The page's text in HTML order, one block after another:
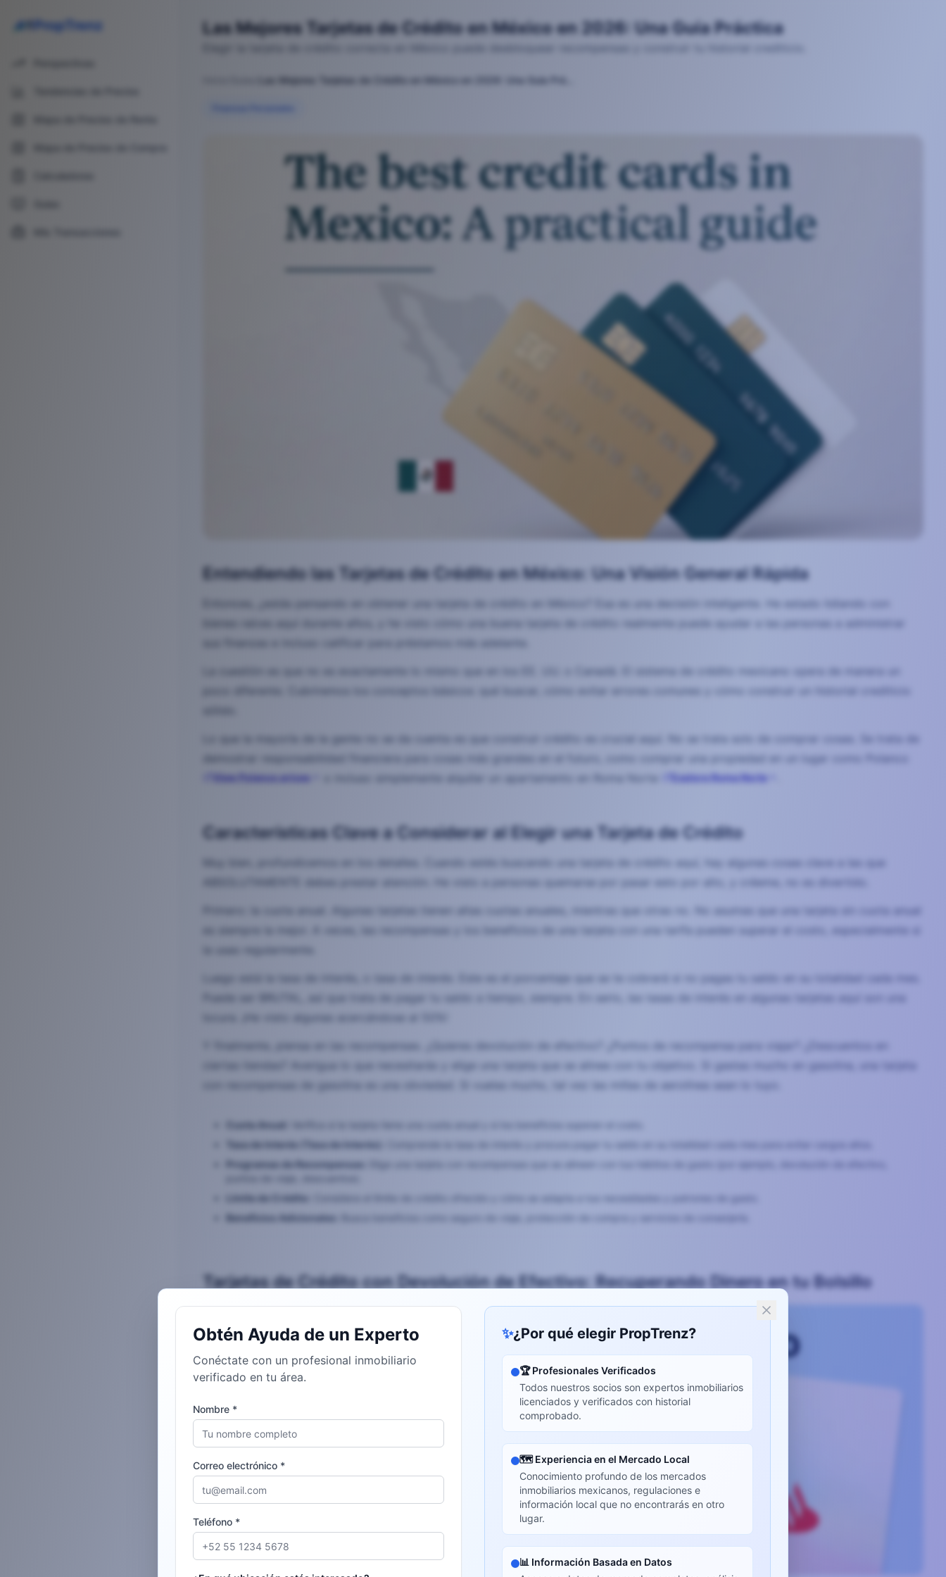
PropTrenz Las Mejores Tarjetas de Crédito en México en 2026: Una Guía Práctica
Entendiendo las Tarjetas de Crédito en México: Una Visión General Rápida
Entonces, ¿estás pensando en obtener una tarjeta de crédito en México? Esa es una decisión inteligente. He estado lidiando con
bienes raíces aquí durante años, y he visto cómo una buena tarjeta de crédito realmente puede ayudar a las personas a administrar
Lo que la mayoría de la gente no se da cuenta es que construir crédito es crucial aquí. No se trata solo de comprar cosas. Se trata de
demostrar responsabilidad financiera para cosas más grandes en el futuro, como comprar una propiedad en un lugar como Polanco
View Polanco prices o incluso simplemente alquilar un apartamento en Roma Norte Explore Roma Norte
Características Clave a Considerar al Elegir una Tarjeta de Crédito
Muy bien, profundicemos en los detalles. Cuando estés buscando una tarjeta de crédito aquí, hay algunas cosas clave a las que
ABSOLUTAMENTE debes prestar atención. He visto a personas quemarse por pasar esto por alto, y créeme, no es divertido.
Primero: la cuota anual. Algunas tarjetas tienen altas cuotas anuales, mientras que otras no. No asumas que una tarjeta sin cuota anual
es siempre la mejor. A veces, las recompensas y los beneficios de una tarjeta con una tarifa pueden superar el costo, especialmente si
. Este es el porcentaje que se te cobrará si no pagas tu saldo en su totalidad cada mes.
Puede ser BRUTAL, así que trata de pagar tu saldo a tiempo, siempre. En serio, las tasas de interés en algunas tarjetas aquí son una
ciertas tiendas? Averigua lo que necesitarás y elige una tarjeta que se alinee con tu objetivo. Si gastas mucho en gasolina, una tarjeta
con recompensas de gasolina es una obviedad. Si vuelas mucho, tal vez las millas de aerolínea sean lo tuyo.
Cuota Anual:
Tasa de Interés (Tasa de Interés):
Programas de Recompensas:
Límite de Crédito:
Beneficios Adicionales:
Tarjetas de Crédito con Devolución de Efectivo: Recuperando Dinero en tu Bolsillo
Obtén Ayuda de un Experto
Conéctate con un profesional inmobiliario
verificado en tu área.
Nombre *
Correo electrónico *
Teléfono *
✨¿Por qué elegir PropTrenz?
🏆 Profesionales Verificados
Todos nuestros socios son expertos inmobiliarios
licenciados y verificados con historial
comprobado.
🗺️ Experiencia en el Mercado Local
Conocimiento profundo de los mercados
inmobiliarios mexicanos, regulaciones e
información local que no encontrarás en otro
lugar.
📊 Información Basada en Datos